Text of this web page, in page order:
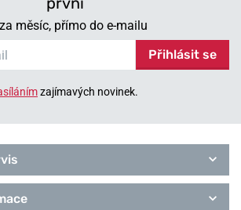
měsíc, přímo do e-mailu
Přihlásit se
zajímavých novinek.